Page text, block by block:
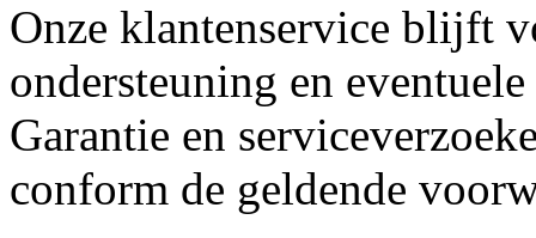
Onze klantenservice blijft
ondersteuning en
Garantie en
conform de geldende